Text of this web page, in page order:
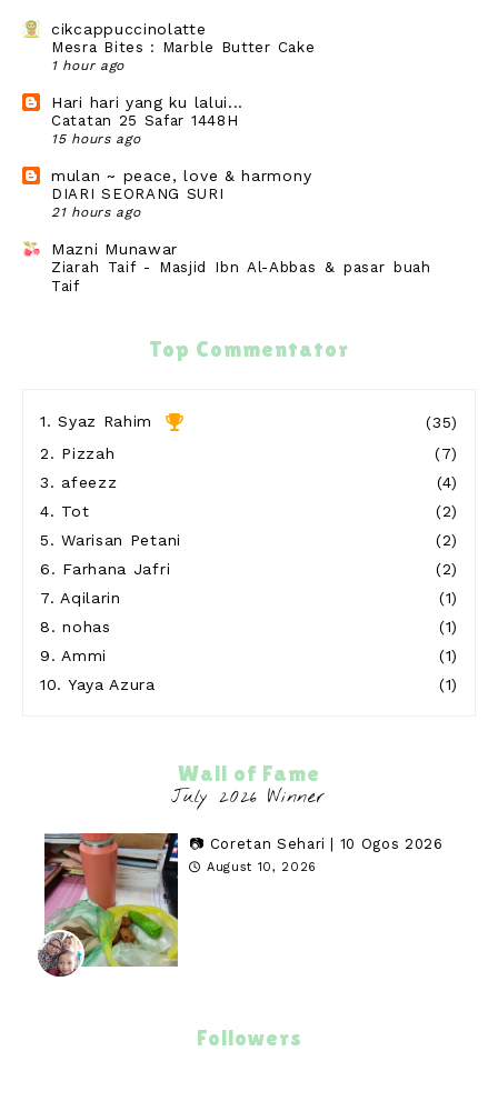
cikcappuccinolatte
Mesra Bites : Marble Butter Cake
1 hour ago
Hari hari yang ku lalui...
Catatan 25 Safar 1448H
15 hours ago
mulan ~ peace, love & harmony
DIARI SEORANG SURI
21 hours ago
Mazni Munawar
Ziarah Taif - Masjid Ibn Al-Abbas & pasar buah
Taif
wife to @ jalan rebung
Lepak Rumah Nenek Makan²
Top Commentator
1.Syaz Rahim
(35)
2. Pizzah
(7)
3. afeezz
(4)
4. Tot
(2)
5.Warisan Petani
(2)
6. Farhana Jafri
(2)
7. Aqilarin
(1)
8.nohas
(1)
9. Ammi
(1)
10. Yaya Azura (1)
Wall of Fame
📷 Coretan Sehari | 10 Ogos 2026
August 10, 2026
Followers